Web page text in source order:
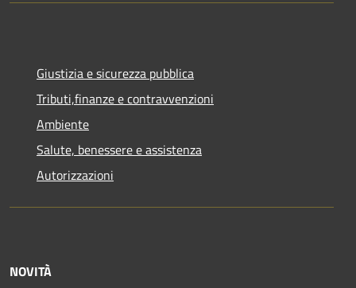
Giustizia e sicurezza pubblica
Tributi,finanze e contravvenzioni
Ambiente
Salute, benessere e assistenza
Autorizzazioni
NOVITÀ